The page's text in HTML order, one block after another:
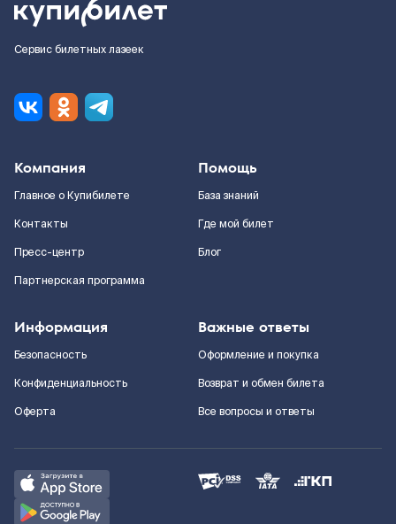
Сервис билетных лазеек
Компания
Главное о Купибилете
Контакты
Пресс-центр
Партнерская программа
Помощь
База знаний
Где мой билет
Блог
Информация
Безопасность
Конфиденциальность
Оферта
Важные ответы
Оформление и покупка
Возврат и обмен билета
Все вопросы и ответы